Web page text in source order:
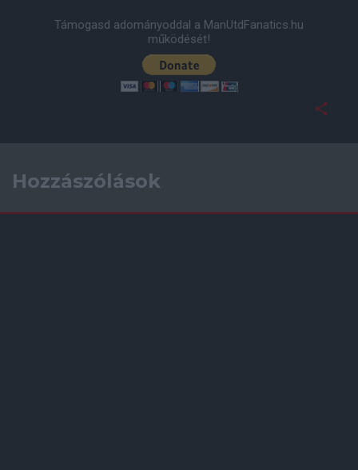
Támogasd adományoddal a ManUtdFanatics.hu
működését!
Hozzászólások